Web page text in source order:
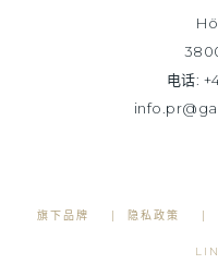
电话:
旗下品牌 隐私政策